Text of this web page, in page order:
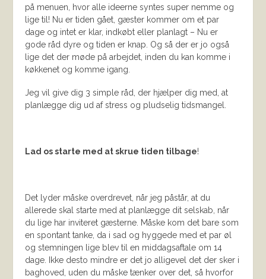
på menuen, hvor alle ideerne syntes super nemme og
lige til! Nu er tiden gået, gæster kommer om et par
dage og intet er klar, indkøbt eller planlagt – Nu er
gode råd dyre og tiden er knap. Og så der er jo også
lige det der møde på arbejdet, inden du kan komme i
køkkenet og komme igang.
Jeg vil give dig 3 simple råd, der hjælper dig med, at
planlægge dig ud af stress og pludselig tidsmangel.
Lad os starte med at skrue tiden tilbage!
Det lyder måske overdrevet, når jeg påstår, at du
allerede skal starte med at planlægge dit selskab, når
du lige har inviteret gæsterne. Måske kom det bare som
en spontant tanke, da i sad og hyggede med et par øl
og stemningen lige blev til en middagsaftale om 14
dage. Ikke desto mindre er det jo alligevel det der sker i
baghoved, uden du måske tænker over det, så hvorfor